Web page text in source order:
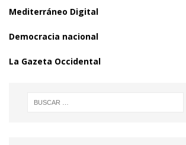
Mediterráneo Digital
Democracia nacional
La Gazeta Occidental